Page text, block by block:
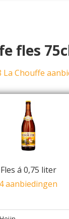
fles
La Chouffe
Fles á 0,75 liter
4 aanbiedingen